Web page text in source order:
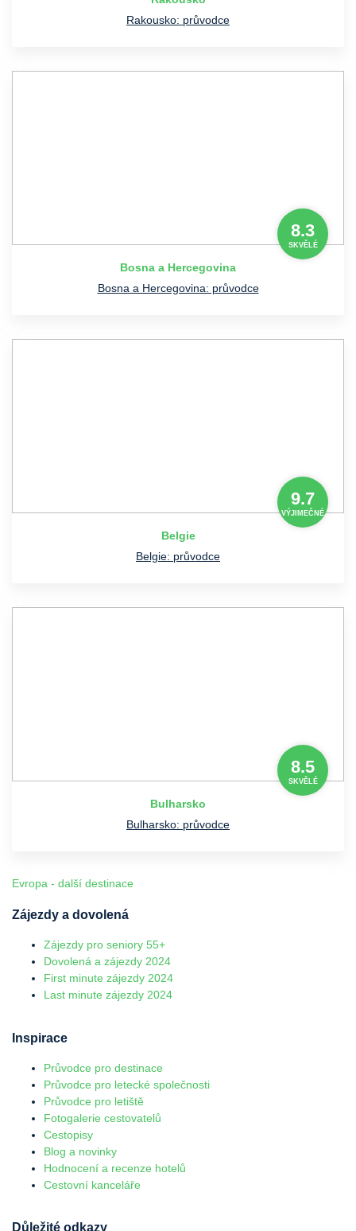
Rakousko: průvodce
8.3
SKVĚLÉ
Bosna a Hercegovina
Bosna a Hercegovina: průvodce
9.7
VÝJIMEČNÉ
Belgie
Belgie: průvodce
8.5
SKVĚLÉ
Bulharsko
Bulharsko: průvodce
Evropa - další destinace
Zájezdy a dovolená
Zájezdy pro seniory 55+
Dovolená a zájezdy 2024
First minute zájezdy 2024
Last minute zájezdy 2024
Inspirace
Průvodce pro destinace
Průvodce pro letecké společnosti
Průvodce pro letiště
Fotogalerie cestovatelů
Cestopisy
Blog a novinky
Hodnocení a recenze hotelů
Cestovní kanceláře
Důležité odkazy